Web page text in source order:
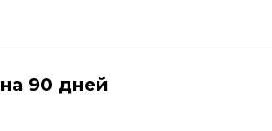
90 дней